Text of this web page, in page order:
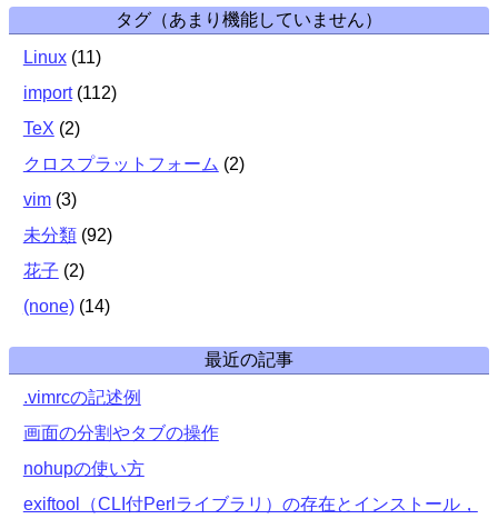
タグ（あまり機能していません）
Linux (11)
import (112)
TeX (2)
クロスプラットフォーム (2)
vim (3)
未分類 (92)
花子 (2)
(none) (14)
最近の記事
.vimrcの記述例
画面の分割やタブの操作
nohupの使い方
exiftool（CLI付Perlライブラリ）の存在とインストール，